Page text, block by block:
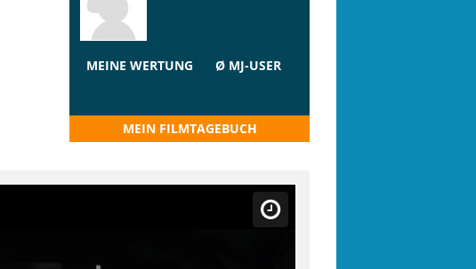
MEINE WERTUNG Ø MJ-USER
MEIN FILMTAGEBUCH